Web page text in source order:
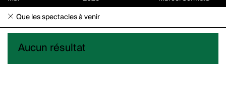
Que les spectacles à venir
Aucun résultat